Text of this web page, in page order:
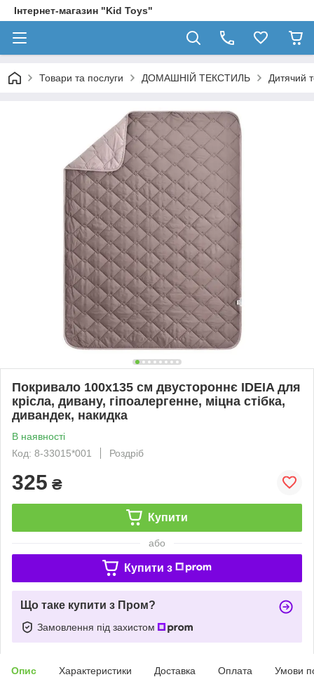
Інтернет-магазин "Kid Toys"
Товари та послуги ДОМАШНІЙ ТЕКСТИЛЬ Дитячий
Покривало 100х135 см двустороннє IDEIA для
крісла, дивану, гіпоалергенне, міцна стібка,
дивандек, накидка
В наявності
Код: 8-33015*001
Роздріб
325 ₴
Купити
або
Купити з
Що таке купити з Пром?
Замовлення під захистом
Опис Характеристики Доставка Оплата Умови